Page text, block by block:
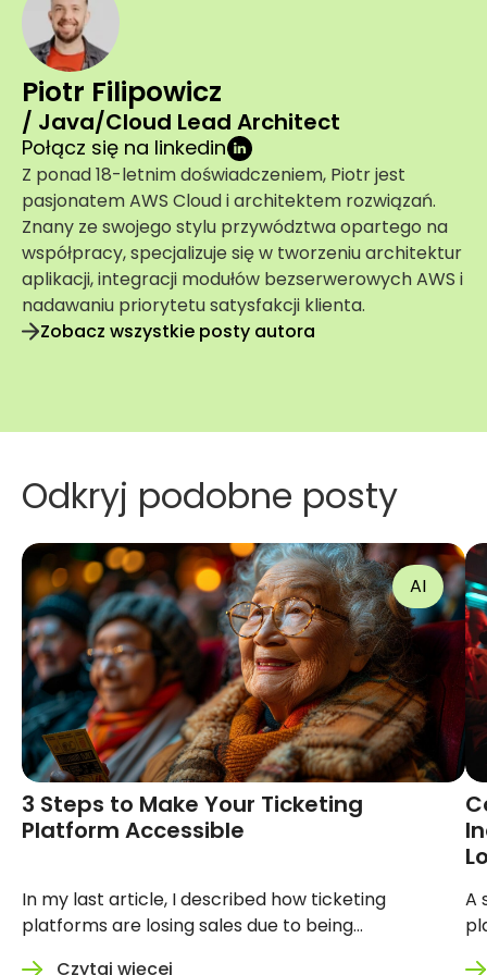
Piotr Filipowicz
/ Java/Cloud Lead Architect
Połącz się na linkedin
Z ponad 18-letnim doświadczeniem, Piotr jest
pasjonatem AWS Cloud i architektem rozwiązań.
Znany ze swojego stylu przywództwa opartego na
współpracy, specjalizuje się w tworzeniu architektur
aplikacji, integracji modułów bezserwerowych AWS i
nadawaniu priorytetu satysfakcji klienta.
Zobacz wszystkie posty autora
Odkryj podobne posty
AI
3 Steps to Make Your Ticketing
Platform Accessible
In my last article, I described how
See:
A silent